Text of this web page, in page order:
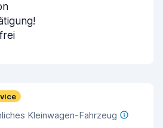
Kleinwagen-Fahrzeug